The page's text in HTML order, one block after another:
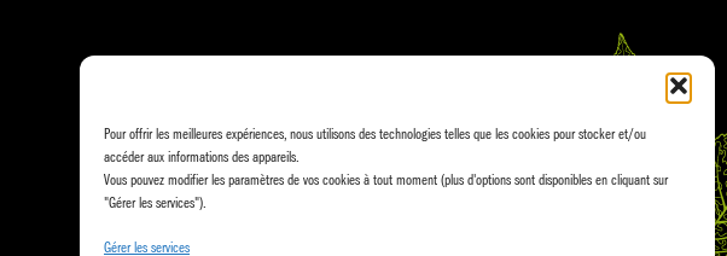
Pour offrir les meilleures expériences, nous utilisons des technologies telles que les cookies pour stocker et/ou
accéder aux informations des appareils.
Vous pouvez modifier les paramètres de vos cookies à tout moment (plus d'options sont disponibles en cliquant sur
"Gérer les services").
Gérer les services